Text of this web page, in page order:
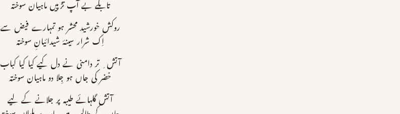
تابکے بے آپ تڑپیں ماہیان سوختہ
روکش خورشید محشر ہو تمہارے فیض سے
اِک شرار سینۂ شیدائیانِ سوختہ
آتش ِ تر دامنی نے دل کیے کیا کیا کباب
خضر کی جاں ہو جِلا دو ماہیان سوختہ
آتش گلہائے طیبہ پر جلانے کے لیے